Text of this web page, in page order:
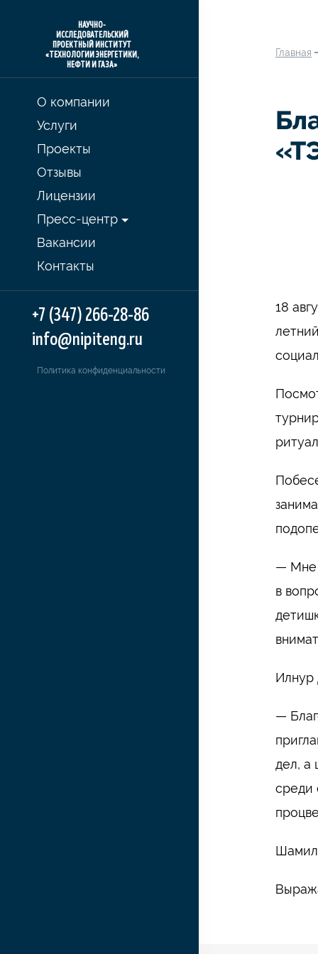
НАУЧНО-
ИССЛЕДОВАТЕЛЬСКИЙ
ПРОЕКТНЫЙ ИНСТИТУТ
«ТЕХНОЛОГИИ ЭНЕРГЕТИКИ,
НЕФТИ И ГАЗА»
О компании
Услуги
Проекты
Отзывы
Лицензии
Пресс-центр
Вакансии
Контакты
+7 (347) 266-28-86
info@nipiteng.ru
Политика конфиденциальности
Главная
18
— Мне
в
Илнур
—
дел, а
среди